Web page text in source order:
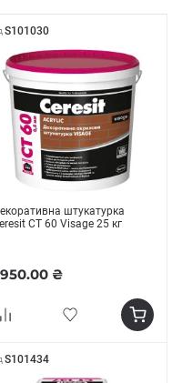
S101030
штукатурка
СТ 60 Visage 25 кг
₴
S101434